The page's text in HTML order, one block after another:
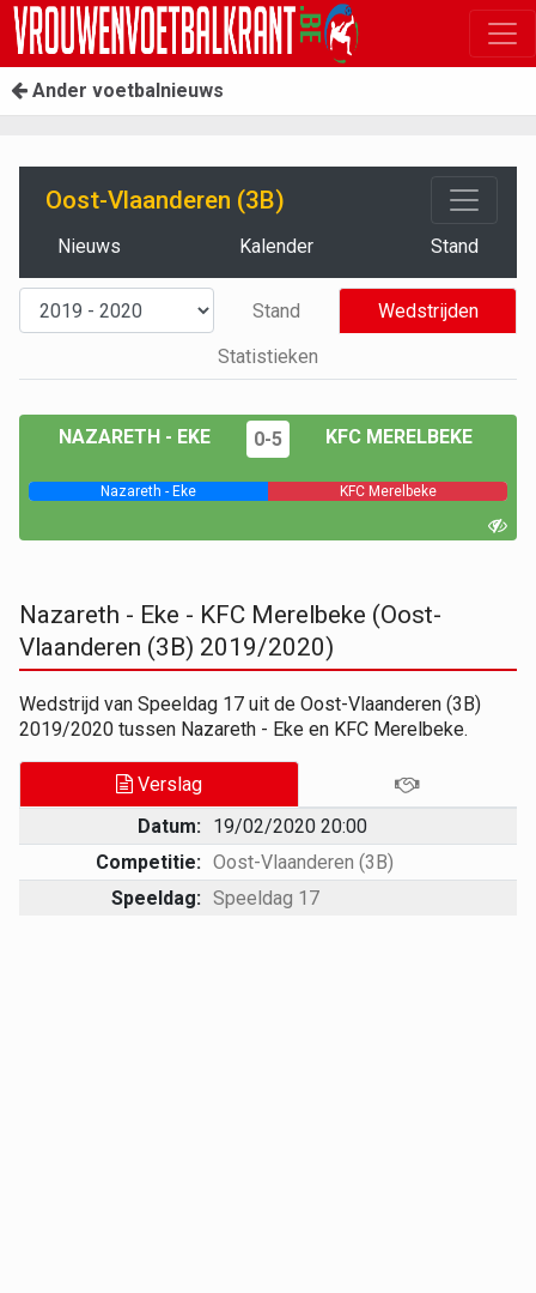
Ander voetbalnieuws
Oost-Vlaanderen (3B)
Nieuws Kalender Stand
Stand
Wedstrijden
Statistieken
NAZARETH - EKE 0-5 KFC MERELBEKE
Nazareth - Eke KFC Merelbeke
Nazareth - Eke - KFC Merelbeke (Oost-
Vlaanderen (3B) 2019/2020)
Wedstrijd van Speeldag 17 uit de Oost-Vlaanderen (3B)
2019/2020 tussen Nazareth - Eke en KFC Merelbeke.
Verslag
Datum: 19/02/2020 20:00
Competitie: Oost-Vlaanderen (3B)
Speeldag: Speeldag 17